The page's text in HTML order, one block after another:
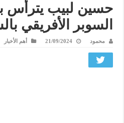
حسين لبيب يترأس
السوبر الأفريقي
محمود 21/09/2024 أهم الأخبار